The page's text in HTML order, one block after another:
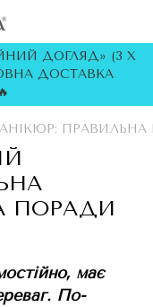
ДОГЛЯД» (3 Х
ДОСТАВКА
ПРАВИЛЬНА
ПОРАДИ
має
По-